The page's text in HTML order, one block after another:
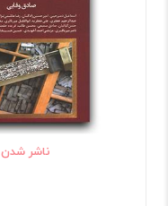
ناشر شدن